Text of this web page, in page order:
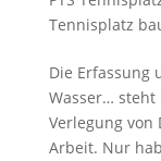
Tennisplatz
Die Erfassung
Wasser…
Verlegung
Arbeit. Nur